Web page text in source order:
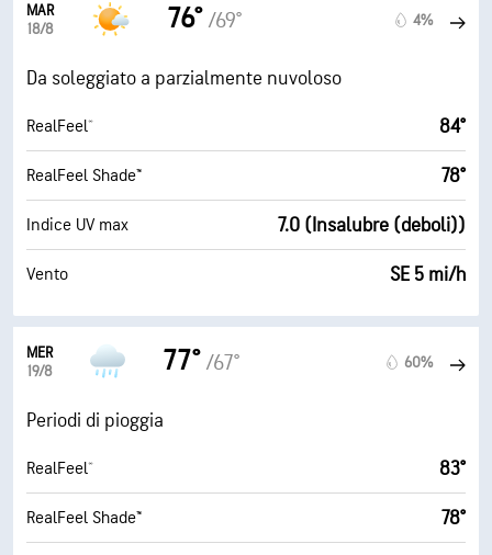
MAR
18/8
76° /69° 4%
Da soleggiato a parzialmente nuvoloso
RealFeel® 84°
RealFeel Shade™ 78°
Indice UV max 7.0 (Insalubre (deboli))
Vento SE 5 mi/h
MER
19/8
77° /67° 60%
Periodi di pioggia
RealFeel® 83°
RealFeel Shade™ 78°